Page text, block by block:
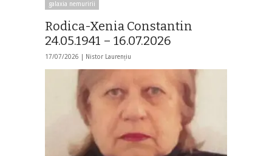
galaxia nemuririi
Rodica-Xenia Constantin
24.05.1941 – 16.07.2026
17/07/2026 | Nistor Laurențiu